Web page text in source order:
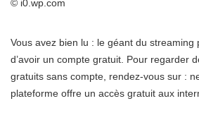
© i0.wp.com
Vous avez bien lu : le géant du streaming
d’avoir un compte gratuit. Pour regarder
gratuits sans compte, rendez-vous sur :
plateforme offre un accès gratuit aux